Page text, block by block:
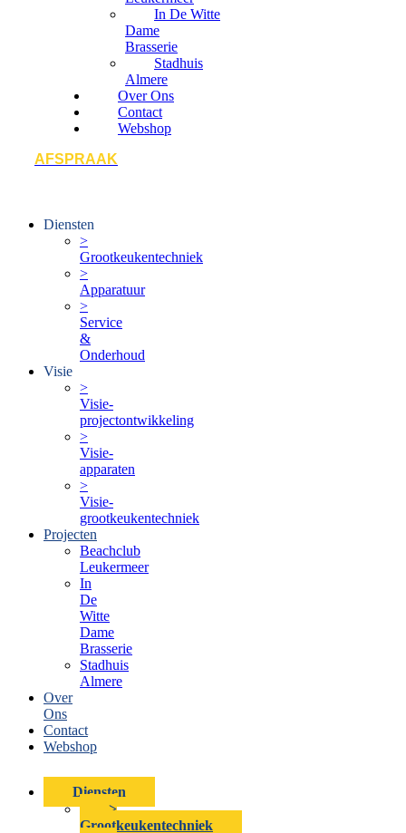
In De Witte
Dame
Brasserie
Stadhuis
Almere
Over Ons
Contact
Webshop
AFSPRAAK
Diensten
>
Grootkeukentechniek
>
Apparatuur
>
Service
&
Onderhoud
Visie
>
Visie-
projectontwikkeling
>
Visie-
apparaten
>
Visie-
grootkeukentechniek
Projecten
Beachclub
Leukermeer
In
De
Witte
Dame
Brasserie
Stadhuis
Almere
Over
Ons
Contact
Webshop
Diensten
>
Grootkeukentechniek